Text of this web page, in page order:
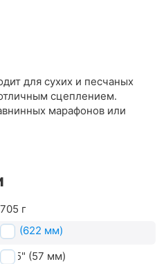
для сухих и песчаных
сцеплением.
марафонов или
705 г
29" (622 мм)
2.25" (57 мм)